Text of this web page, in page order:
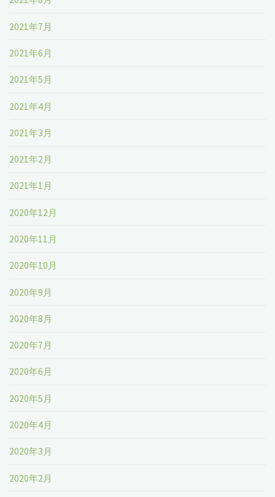
2021年7月
2021年6月
2021年5月
2021年4月
2021年3月
2021年2月
2021年1月
2020年12月
2020年11月
2020年10月
2020年9月
2020年8月
2020年7月
2020年6月
2020年5月
2020年4月
2020年3月
2020年2月